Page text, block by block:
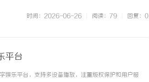
时间：2026-06-26 阅读：79 回复：0
平台
娱乐平台，支持多设备播放，注重版权保护和用户服